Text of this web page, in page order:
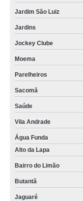
Jardim São Luiz
Jardins
Jockey Clube
Moema
Parelheiros
Sacomã
Saúde
Vila Andrade
Água Funda
Alto da Lapa
Bairro do Limão
Butantã
Jaguaré